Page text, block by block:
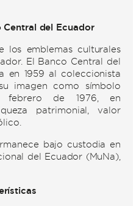
del Ecuador
emblemas culturales
El Banco Central del
en 1959 al coleccionista
imagen como símbolo
de 1976, en
patrimonial, valor
bajo custodia en
del Ecuador (MuNa),